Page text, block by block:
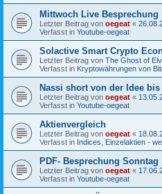
Mittwoch Live Besprechung
Letzter Beitrag von oegeat «
Verfasst in Youtube-oegeat
Solactive Smart Crypto
Letzter Beitrag von The Ghost of
Verfasst in Kryptowährungen von
Nassi short von der Idee
Letzter Beitrag von oegeat «
Verfasst in Youtube-oegeat
Aktienvergleich
Letzter Beitrag von oegeat «
Verfasst in Indices, Einzelaktien -
PDF- Besprechung Sonntag
Letzter Beitrag von oegeat «
Verfasst in Youtube-oegeat